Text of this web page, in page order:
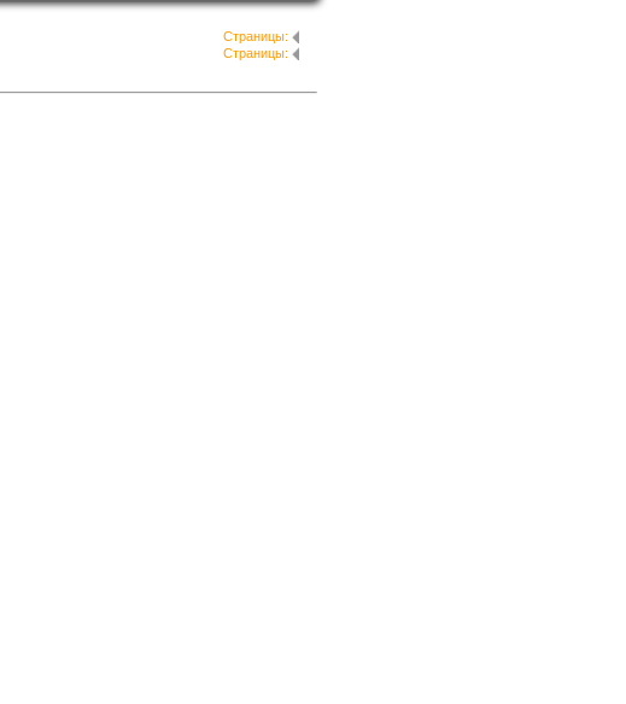
Страницы:
Страницы: